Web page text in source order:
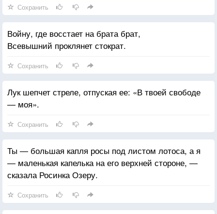
Сохранить
Войну, где восстает на брата брат,
Всевышний проклянет стократ.
Сохранить
Лук шепчет стреле, отпуская ее: «В твоей свободе
— моя».
Сохранить
Ты — большая капля росы под листом лотоса, а я
— маленькая капелька на его верхней стороне, —
сказала Росинка Озеру.
Сохранить